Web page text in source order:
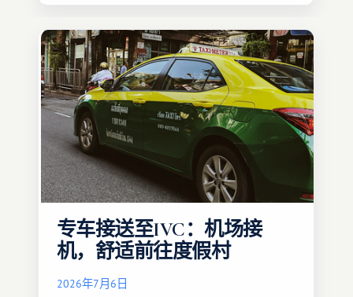
专车接送至IVC：机场接
机，舒适前往度假村
2026年7月6日